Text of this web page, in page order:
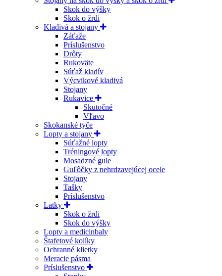
Skok do výšky
Skok o žrdi
Kladivá a stojany
Záťaže
Príslušenstvo
Drôty
Rukoväte
Súťaž kladív
Výcvikové kladivá
Stojany
Rukavice
Skutočné
Vľavo
Skokanské tyče
Lopty a stojany
Súťažné lopty
Tréningové lopty
Mosadzné gule
Guľôčky z nehrdzavejúcej ocele
Stojany
Tašky
Príslušenstvo
Latky
Skok o žrdi
Skok do výšky
Lopty a medicinbaly
Štafetové kolíky
Ochranné klietky
Meracie pásma
Príslušenstvo